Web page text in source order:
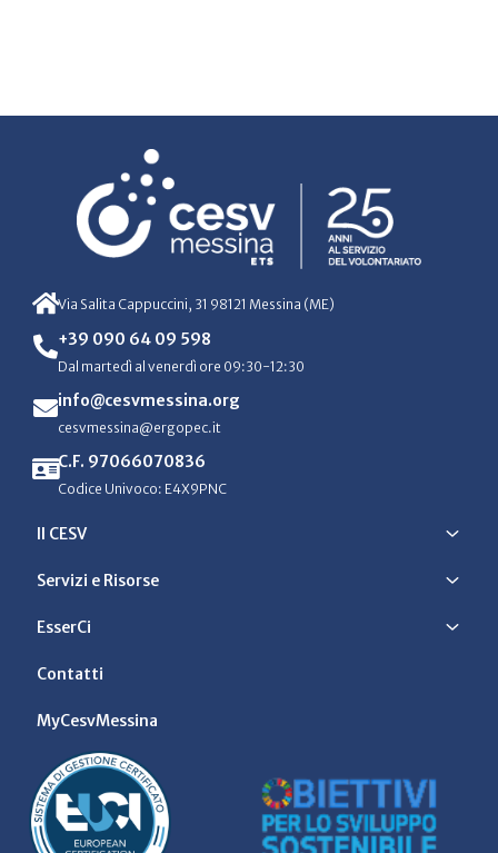
Via Salita Cappuccini, 31 98121 Messina (ME)
+39 090 64 09 598
Dal martedì al venerdì ore 09:30-12:30
info@cesvmessina.org
cesvmessina@ergopec.it
C.F. 97066070836
Codice Univoco: E4X9PNC
Il CESV
Servizi e Risorse
EsserCi
Contatti
MyCesvMessina